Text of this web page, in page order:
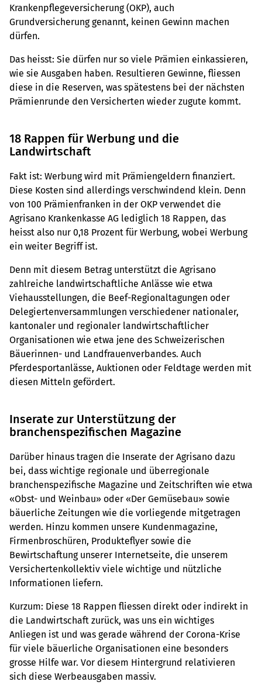
Krankenpflegeversicherung (OKP), auch
Grundversicherung genannt, keinen Gewinn machen
dürfen.
Das heisst: Sie dürfen nur so viele Prämien einkassieren,
wie sie Ausgaben haben. Resultieren Gewinne, fliessen
diese in die Reserven, was spätestens bei der nächsten
Prämienrunde den Versicherten wieder zugute kommt.
18 Rappen für Werbung und die
Landwirtschaft
Fakt ist: Werbung wird mit Prämiengeldern finanziert.
Diese Kosten sind allerdings verschwindend klein. Denn
von 100 Prämienfranken in der OKP verwendet die
Agrisano Krankenkasse AG lediglich 18 Rappen, das
heisst also nur 0,18 Prozent für Werbung, wobei Werbung
ein weiter Begriff ist.
Denn mit diesem Betrag unterstützt die Agrisano
zahlreiche landwirtschaftliche Anlässe wie etwa
Viehausstellungen, die Beef-Regionaltagungen oder
Delegiertenversammlungen verschiedener nationaler,
kantonaler und regionaler landwirtschaftlicher
Organisationen wie etwa jene des Schweizerischen
Bäuerinnen- und Landfrauenverbandes. Auch
Pferdesportanlässe, Auktionen oder Feldtage werden mit
diesen Mitteln gefördert.
Inserate zur Unterstützung der
branchenspezifischen Magazine
Darüber hinaus tragen die Inserate der Agrisano dazu
bei, dass wichtige regionale und überregionale
branchenspezifische Magazine und Zeitschriften wie etwa
«Obst- und Weinbau» oder «Der Gemüsebau» sowie
bäuerliche Zeitungen wie die vorliegende mitgetragen
werden. Hinzu kommen unsere Kundenmagazine,
Firmenbroschüren, Produkteflyer sowie die
Bewirtschaftung unserer Internetseite, die unserem
Versichertenkollektiv viele wichtige und nützliche
Informationen liefern.
Kurzum: Diese 18 Rappen fliessen direkt oder indirekt in
die Landwirtschaft zurück, was uns ein wichtiges
Anliegen ist und was gerade während der Corona-Krise
für viele bäuerliche Organisationen eine besonders
grosse Hilfe war. Vor diesem Hintergrund relativieren
sich diese Werbeausgaben massiv.